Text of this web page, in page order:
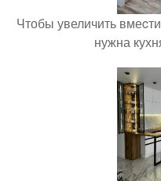
Чтобы увеличить
нужна